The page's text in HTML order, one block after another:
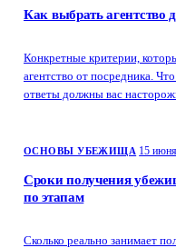
Как выбрать агентство
Конкретные критерии,
агентство от посредника.
ответы должны вас
ОСНОВЫ УБЕЖИЩА 15
Сроки получения
по этапам
Сколько реально занимает